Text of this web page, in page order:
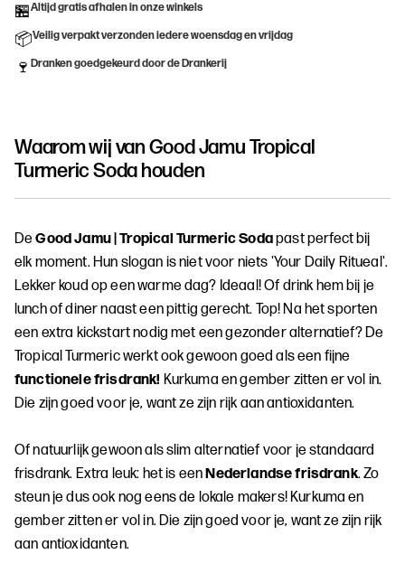
🏪Altijd gratis afhalen in onze winkels
📦Veilig verpakt verzonden iedere woensdag en vrijdag
🍷 Dranken goedgekeurd door de Drankerij
Waarom wij vanGood Jamu Tropical
Turmeric Sodahouden
DeGood Jamu | Tropical Turmeric Sodapast perfect bij
elk moment. Hun slogan is niet voor niets 'Your Daily Ritueal'.
Lekker koud op een warme dag? Ideaal! Of drink hem bij je
lunch of diner naast een pittig gerecht. Top! Na het sporten
een extra kickstart nodig met een gezonder alternatief? De
Tropical Turmeric werkt ook gewoon goed als een fijne
functionele frisdrank! Kurkuma en gember zitten er vol in.
Die zijn goed voor je, want ze zijn rijk aan antioxidanten.
Of natuurlijk gewoon als slim alternatief voor je standaard
frisdrank. Extra leuk: het is eenNederlandse frisdrank. Zo
steun je dus ook nog eens de lokale makers! Kurkuma en
gember zitten er vol in. Die zijn goed voor je, want ze zijn rijk
aan antioxidanten.